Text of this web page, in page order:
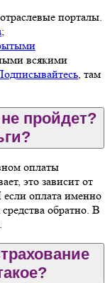
порталы.
;
всякими
, там
пройдет?
оплаты
это зависит от
оплата именно
обратно. В